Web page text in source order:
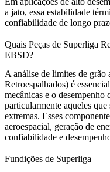
a jato, essa estabilidade
confiabilidade de longo
Quais Peças de Superliga
EBSD?
A análise de limites de
Retroespalhados) é
mecânicas e o desempenho
particularmente aqueles que
extremas. Esses
aeroespacial, geração de
confiabilidade e
Fundições de Superliga